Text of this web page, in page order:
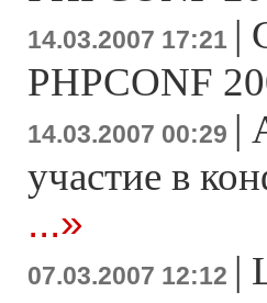
14.03.2007 17:21 |
PHPCONF
14.03.2007 00:29 |
участие в
...»
07.03.2007 12:12 |